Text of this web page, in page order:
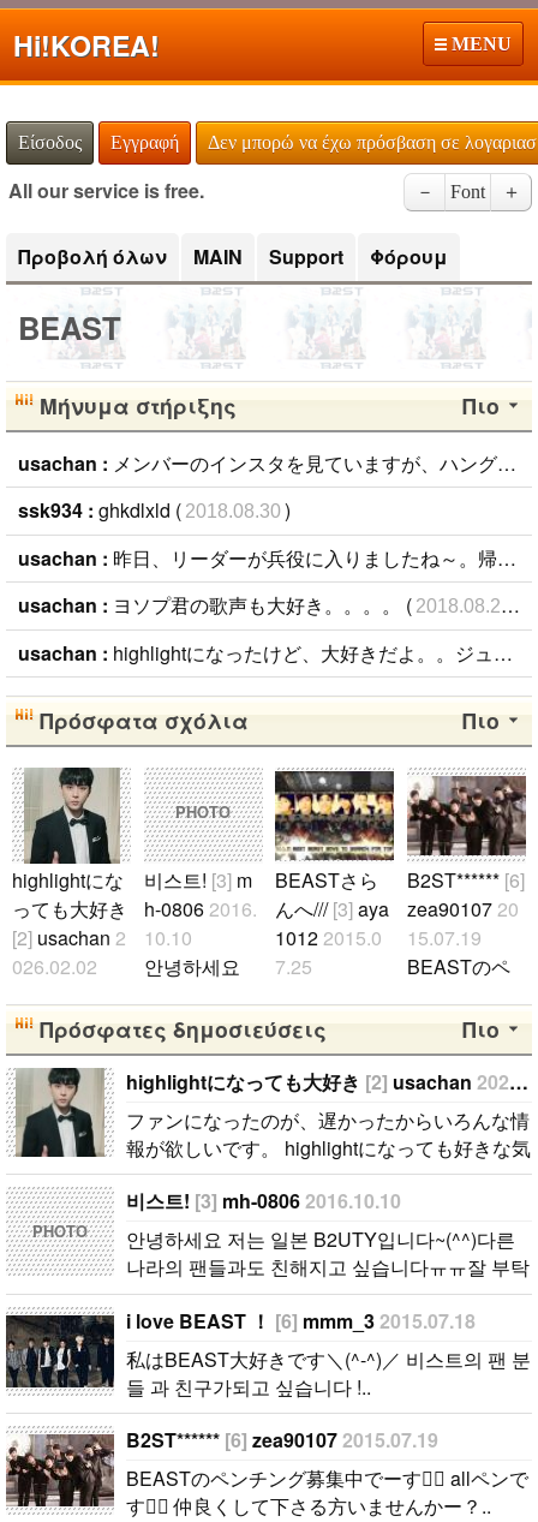
Hi!KOREA! MENU
Είσοδος Εγγραφή Δεν μπορώ να έχω πρόσβαση σε
All our service is free. － Font ＋
Προβολή όλων MAIN Support Φόρουμ
BEAST
Πιο
Μήνυμα στήριξης
usachan : メンバーのインスタを見ていますが、ハングルが読めない(Ｔ▽Ｔ)どなたか読んでくれるお友達を探したいです。ジュンヒョン大好き。 (
ssk934 : ghkdlxld ( 2018.08.30 )
usachan : 昨日、リーダーが兵役に入りましたね～。帰ってくるまで待ってるよ～ (
usachan : ヨソプ君の歌声も大好き。。。。 ( 2018.08.23
)
usachan : highlightになったけど、大好きだよ。。ジュンヒョンが好き。彼の音楽が好き。。。 (
Πιο
Πρόσφατα σχόλια
highlightにな
っても大好き
[2] usachan 2
026.02.02
たのが、遅か
ったからいろ
んな情報が欲
しいです。 hi
ghlightになっ
ても好きな気
持ちは変わり
ません。 メ
ンバー全員が
大好きです
が、一番大好
きなのはジュ
ンヒョンで
す。 彼らの
ことたくさん
知りたいで
す。..
PHOTO
비스트! [3]m
h-0806 2016.
10.10
안녕하세요
UTY입니다~
(^^)다른 나라
의 팬들과도
친해지고 싶
습니다ㅠㅠ잘
부탁 드립니
다~ㅋㅋㅋ..
BEASTさら
んへ///[3]aya
1012 2015.0
7.25
んへ～////ドゥ
ジュン寄りall
pen☆ チング
募集してます
（＾ｐ＾*
*）..
B2ST****** [6]
zea90107 20
15.07.19
BEASTのペ
中でーす a
llペンです
仲良くして下
さる方いませ
んかー？..
Πιο
Πρόσφατες δημοσιεύσεις
highlightになっても大好き [2] usachan 2026.02.02
ファンになったのが、遅かったからいろんな情
報が欲しいです。 highlightになっても好きな気
持ちは変わりません。 メンバー全員が大好き
ですが、一番大好きなのはジュンヒョンです。
彼らのことたくさん知りたいです。..
PHOTO
비스트! [3] mh-08062016.10.10
안녕하세요 저는 일본 B2UTY입니다~(^^)다른
나라의 팬들과도 친해지고 싶습니다ㅠㅠ잘 부탁
드립니다~ㅋㅋㅋ..
i love BEAST ！ [6] mmm_32015.07.18
私はBEAST大好きです＼(^-^)／ 비스트의 팬 분
들 과 친구가되고 싶습니다 !..
B2ST****** [6] zea901072015.07.19
BEASTのペンチング募集中でーす allペンで
す 仲良くして下さる方いませんかー？..